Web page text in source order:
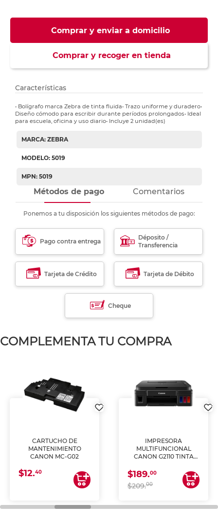
Comprar y enviar a domicilio
Comprar y recoger en tienda
Características
• Bolígrafo marca Zebra de tinta fluida• Trazo uniforme y duradero•
Diseño cómodo para escribir durante períodos prolongados• Ideal
para escuela, oficina y uso diario• Incluye 2 unidad(es)
MARCA: ZEBRA
MODELO: 5019
MPN: 5019
Métodos de pago Comentarios
Ponemos a tu disposición los siguientes métodos de pago:
Pago contra entrega
Déposito /
Transferencia
Tarjeta de Crédito Tarjeta de Débito
Cheque
COMPLEMENTA TU COMPRA
CARTUCHO DE
MANTENIMIENTO
CANON MC-G02
$12.40
IMPRESORA
MULTIFUNCIONAL
CANON G2110 TINTA
$189.00
$209.00